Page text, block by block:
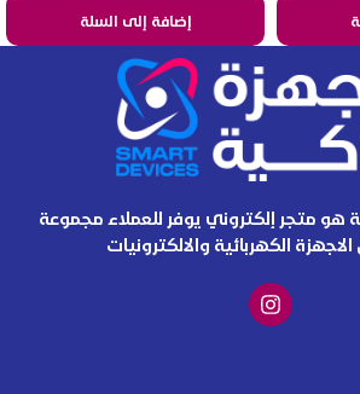
إضافة إلى السلة
هو متجر إلكتروني يوفر للعملاء مجموعة
الكهربائية والالكترونيات